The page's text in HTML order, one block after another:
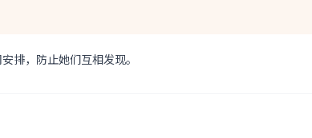
排，防止她们互相发现。